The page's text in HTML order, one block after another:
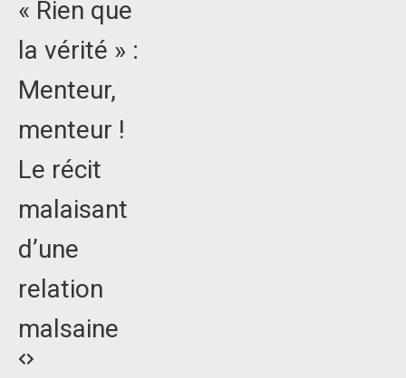
« Rien que
la vérité » :
Menteur,
menteur !
Le récit
malaisant
d’une
relation
malsaine